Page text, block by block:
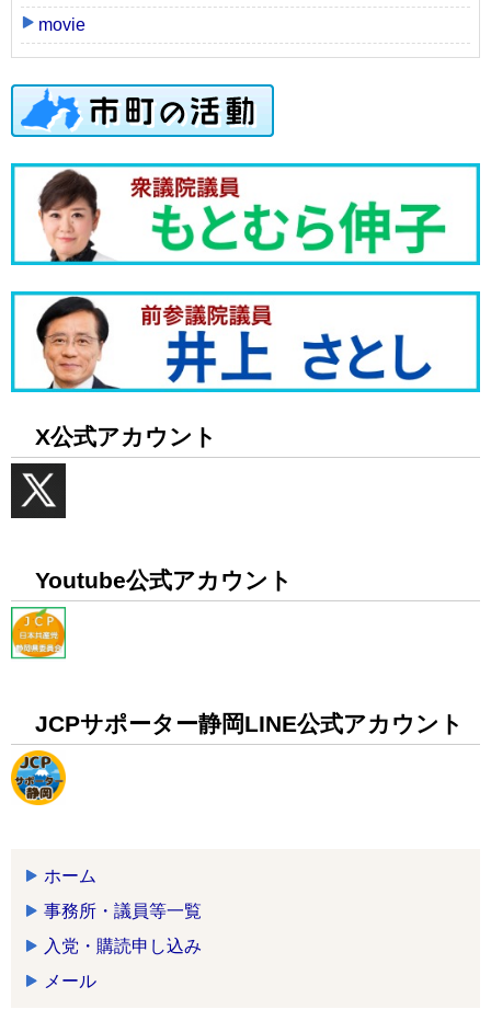
movie
X公式アカウント
Youtube公式アカウント
JCPサポーター静岡LINE公式アカウント
ホーム
事務所・議員等一覧
入党・購読申し込み
メール